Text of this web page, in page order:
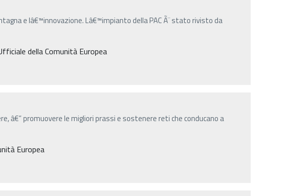
e lâ€™innovazione. Lâ€™impianto della PAC Ã¨ stato rivisto da
della Comunità Europea
â€” promuovere le migliori prassi e sostenere reti che conducano a
Europea